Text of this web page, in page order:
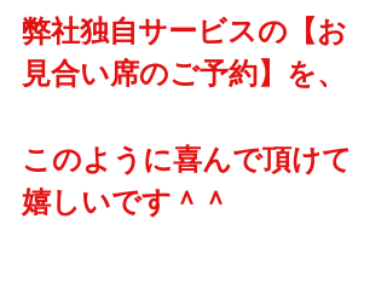
弊社独自サービスの【お
見合い席のご予約】を、
このように喜んで頂けて
嬉しいです＾＾